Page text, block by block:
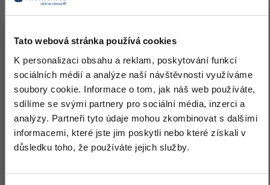
Tato webová stránka používá cookies
K personalizaci obsahu a reklam, poskytování funkcí
sociálních médií a analýze naší návštěvnosti využíváme
soubory cookie. Informace o tom, jak náš web používáte,
sdílíme se svými partnery pro sociální média, inzerci a
analýzy. Partneři tyto údaje mohou zkombinovat s dalšími
informacemi, které jste jim poskytli nebo které získali v
důsledku toho, že používáte jejich služby.
Vývoj SW1 C++ Z1 Z
á
k
l
ad
y
P
y
t
h
on e P
y
t
o
n
-
O
O Py OOP
HTML5 - 4 HTML5 C
S
S
3
-
Z
á
k
l
a
dy R
e
s
p
o
n
z
i
v
n
í
w
eb CSS P2 UML 1 CSS Z3 CSS Z2